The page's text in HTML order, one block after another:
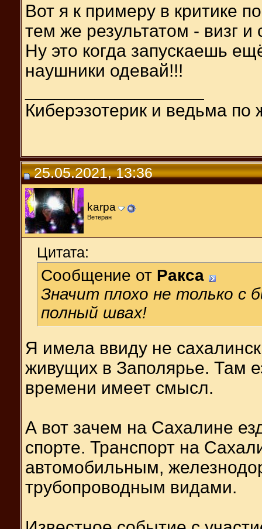
Вот я к примеру в критике
тем же результатом - визг и
Ну это когда запускаешь
наушники одевай!!!
Киберэзотерик и ведьма по
25.05.2021, 13:36
karpa
Ветеран
Цитата:
Сообщение от Ракса
Значит плохо не только с
полный швах!
Я имела ввиду не
живущих в Заполярье. Там
времени имеет смысл.
А вот зачем на Сахалине
спорте. Транспорт на
автомобильным,
трубопроводным видами.